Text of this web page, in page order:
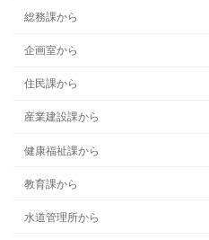
総務課から
企画室から
住民課から
産業建設課から
健康福祉課から
教育課から
水道管理所から